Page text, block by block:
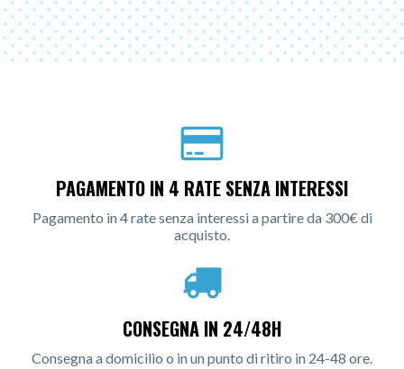
PAGAMENTO IN 4 RATE SENZA INTERESSI
Pagamento in 4 rate senza interessi a partire da 300€ di
acquisto.
CONSEGNA IN 24/48H
Consegna a domicilio o in un punto di ritiro in 24-48 ore.